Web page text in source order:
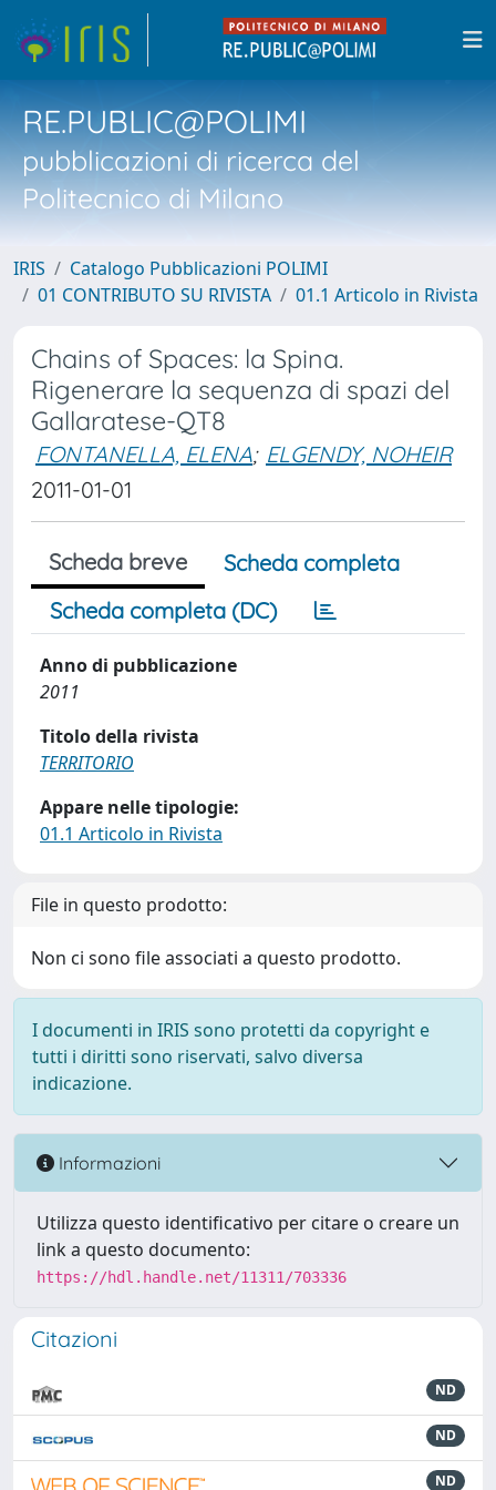
RE.PUBLIC@POLIMI
pubblicazioni di ricerca del
Politecnico di Milano
IRIS
Catalogo Pubblicazioni POLIMI
01 CONTRIBUTO SU RIVISTA
01.1 Articolo in Rivista
Chains of Spaces: la Spina.
Rigenerare la sequenza di spazi del
Gallaratese-QT8
FONTANELLA, ELENA; ELGENDY, NOHEIR
2011-01-01
Scheda breve
Scheda completa
Scheda completa (DC)
Anno di pubblicazione
2011
Titolo della rivista
TERRITORIO
Appare nelle tipologie:
01.1 Articolo in Rivista
File in questo prodotto:
Non ci sono file associati a questo prodotto.
I documenti in IRIS sono protetti da copyright e
tutti i diritti sono riservati, salvo diversa
indicazione.
Informazioni
Utilizza questo identificativo per citare o creare un
link a questo documento:
https://hdl.handle.net/11311/703336
Citazioni
ND
ND
ND